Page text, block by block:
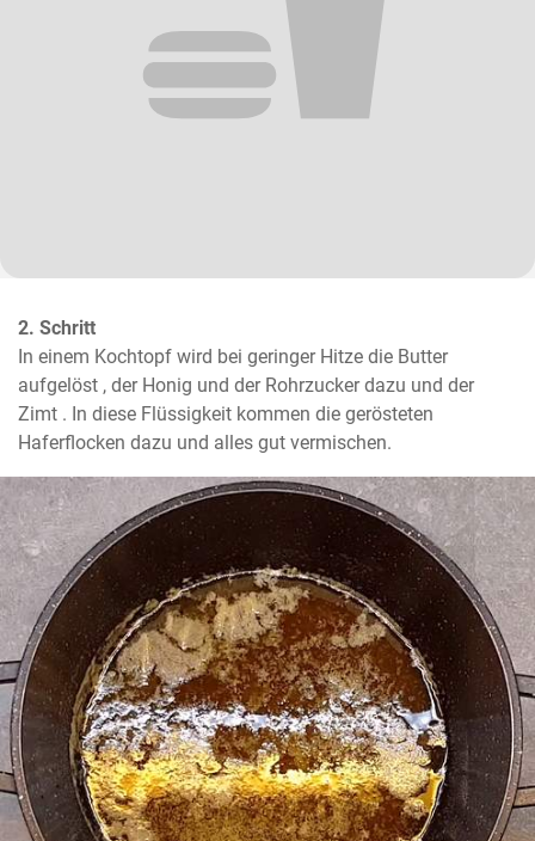
2. Schritt
In einem Kochtopf wird bei geringer Hitze die Butter
aufgelöst , der Honig und der Rohrzucker dazu und der
Zimt . In diese Flüssigkeit kommen die gerösteten
Haferflocken dazu und alles gut vermischen.